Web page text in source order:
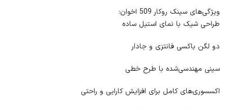
ویژگی‌های سینک روکار 509 اخوان:
طراحی شیک با نمای استیل ساده
دو لگن باکسی فانتزی و جادار
سینی مهندسی‌شده با طرح خطی
اکسسوری‌های کامل برای افزایش کارایی و راحتی